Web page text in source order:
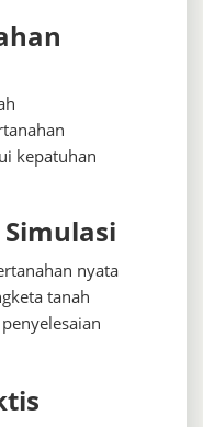
kepatuhan
nyata
tanah